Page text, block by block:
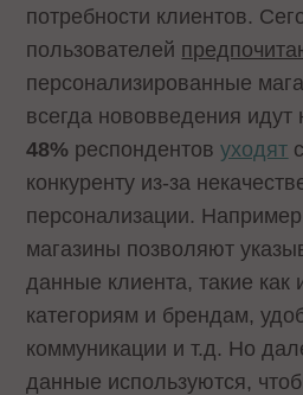
потребности клиентов.
пользователей
персонализированные
всегда нововведения идут
48% респондентовуходят
конкуренту из-за
персонализации.
магазины позволяют
данные клиента, такие как
категориям и брендам,
коммуникации и т.д. Но
данные используются,